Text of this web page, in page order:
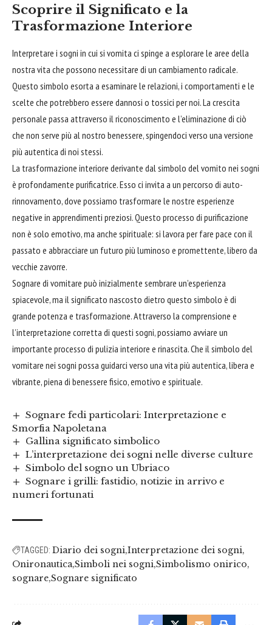
Scoprire il Significato e la
Trasformazione Interiore
Interpretare i sogni in cui si vomita ci spinge a esplorare le aree della
nostra vita che possono necessitare di un cambiamento radicale.
Questo simbolo esorta a esaminare le relazioni, i comportamenti e le
scelte che potrebbero essere dannosi o tossici per noi. La crescita
personale passa attraverso il riconoscimento e l’eliminazione di ciò
che non serve più al nostro benessere, spingendoci verso una versione
più autentica di noi stessi.
La trasformazione interiore derivante dal simbolo del vomito nei sogni
è profondamente purificatrice. Esso ci invita a un percorso di auto-
rinnovamento, dove possiamo trasformare le nostre esperienze
negative in apprendimenti preziosi. Questo processo di purificazione
non è solo emotivo, ma anche spirituale: si lavora per fare pace con il
passato e abbracciare un futuro più luminoso e promettente, libero da
vecchie zavorre.
Sognare di vomitare può inizialmente sembrare un’esperienza
spiacevole, ma il significato nascosto dietro questo simbolo è di
grande potenza e trasformazione. Attraverso la comprensione e
l’interpretazione corretta di questi sogni, possiamo avviare un
importante processo di pulizia interiore e rinascita. Che il simbolo del
vomitare nei sogni possa guidarci verso una vita più autentica, libera e
vibrante, piena di benessere fisico, emotivo e spirituale.
Sognare fedi particolari: Interpretazione e
Smorfia Napoletana
Gallina significato simbolico
L’interpretazione dei sogni nelle diverse culture
Simbolo del sogno un Ubriaco
Sognare i grilli: fastidio, notizie in arrivo e
numeri fortunati
TAGGED: Diario dei sogni Interpretazione dei sogni
Onironautica Simboli nei sogni Simbolismo onirico
sognare Sognare significato